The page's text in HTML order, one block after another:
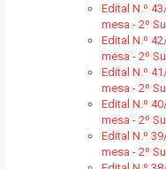
Edital N.º
mesa - 2º
Edital N.º
mesa - 2º
Edital N.º
mesa - 2º
Edital N.º
mesa - 2º
Edital N.º
mesa - 2º